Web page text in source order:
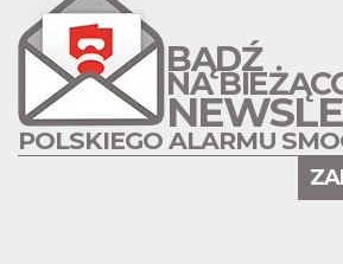
BĄDŹ
NA
POLSKIEGO ALARMU